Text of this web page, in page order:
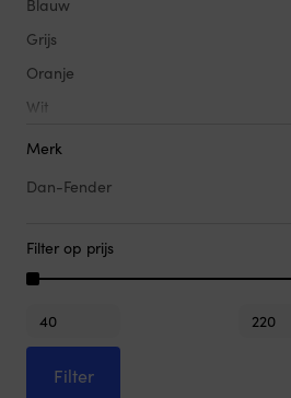
1232
Blauw
Grijs
Oranje
Wit
Zwart
Merk
Dan-Fender
Filter op prijs
Min.
prijs
Max.
prijs
Filter